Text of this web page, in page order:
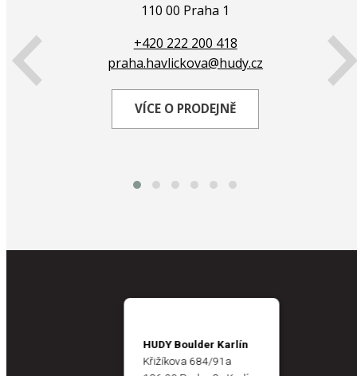
110 00 Praha 1
+420 222 200 418
praha.havlickova@hudy.cz
VÍCE O PRODEJNĚ
HUDY Boulder Karlín
Křižíkova 684/91a